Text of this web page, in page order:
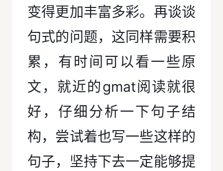
变得更加丰富多彩。再谈谈
句式的问题，这同样需要积
累，有时间可以看一些原
文，就近的gmat阅读就很
好，仔细分析一下句子结
构，尝试着也写一些这样的
句子，坚持下去一定能够提